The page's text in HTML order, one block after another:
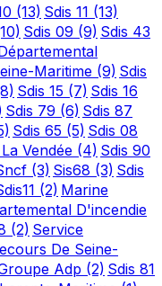
(13) Sdis 11 (13)
Sdis 09 (9) Sdis 43
Maritime (9) Sdis
Sdis 15 (7) Sdis 16
Sdis 79 (6) Sdis 87
Sdis 65 (5) Sdis 08
Vendée (4) Sdis 90
(3) Sis68 (3) Sdis
(2) Marine
D'incendie
(2) Service
De Seine-
Adp (2) Sdis 81